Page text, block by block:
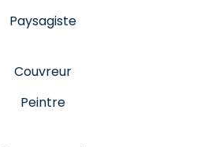
Paysagiste
Couvreur
Peintre